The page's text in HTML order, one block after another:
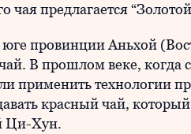
чая предлагается
провинции Аньхой
В прошлом веке, когда
применить технологии
красный чай,
Ци-Хун.